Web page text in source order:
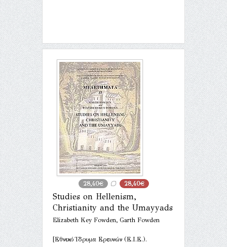
28,40€ 28,40€
Studies on Hellenism,
Christianity and the Umayyads
Elizabeth Key Fowden, Garth Fowden
[Εθνικό Ίδρυμα Ερευνών (Ε.Ι.Ε.).